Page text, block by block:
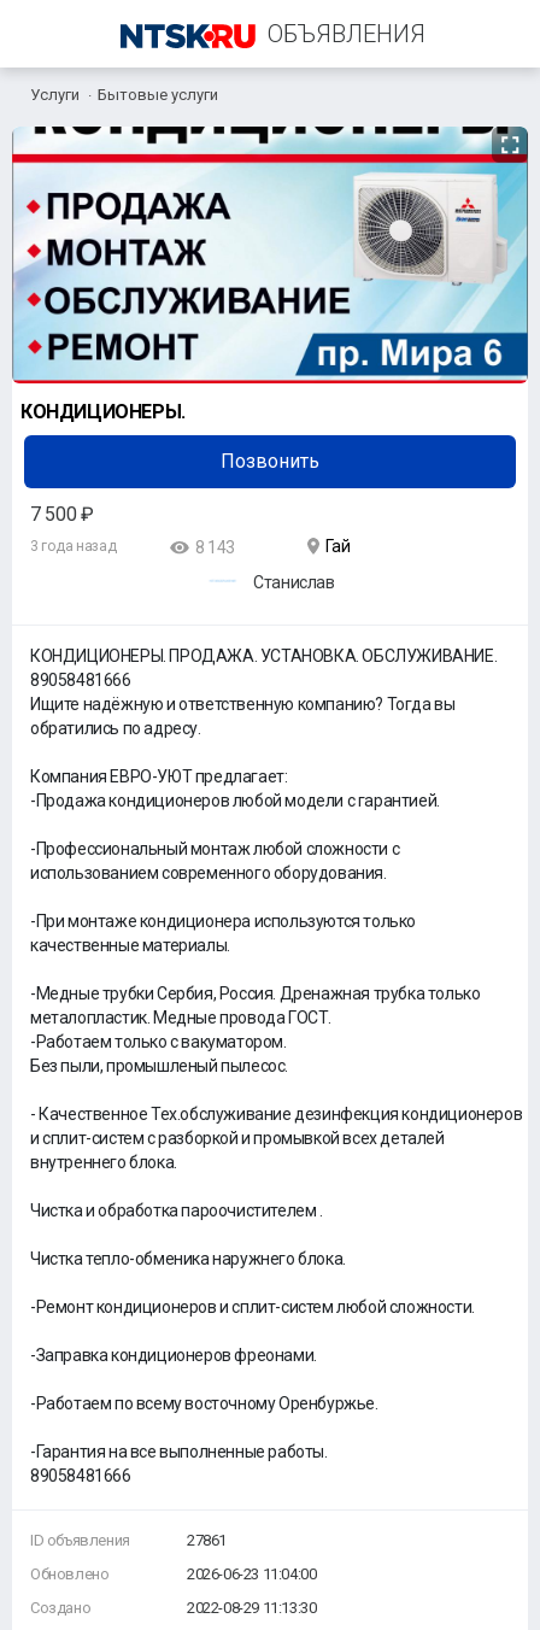
ОБЪЯВЛЕНИЯ
+7 (905) 848-16-66
Услуги Бытовые услуги
КОНДИЦИОНЕРЫ.
Позвонить
7 500 ₽
3 года назад 8 143
Гай
Станислав
КОНДИЦИОНЕРЫ. ПРОДАЖА. УСТАНОВКА. ОБСЛУЖИВАНИЕ.
89058481666
Ищите надёжную и ответственную компанию? Тогда вы
обратились по адресу.
Компания ЕВРО-УЮТ предлагает:
-Продажа кондиционеров любой модели с гарантией.
-Профессиональный монтаж любой сложности с
использованием современного оборудования.
-При монтаже кондиционера используются только
качественные материалы.
-Медные трубки Сербия, Россия. Дренажная трубка только
металопластик. Медные провода ГОСТ.
-Работаем только с вакуматором.
Без пыли, промышленый пылесос.
- Качественное Тех.обслуживание дезинфекция кондиционеров
и сплит-систем с разборкой и промывкой всех деталей
внутреннего блока.
Чистка и обработка пароочистителем .
Чистка тепло-обменика наружнего блока.
-Ремонт кондиционеров и сплит-систем любой сложности.
-Заправка кондиционеров фреонами.
-Работаем по всему восточному Оренбуржье.
-Гарантия на все выполненные работы.
89058481666
ID объявления
Обновлено
Создано
27861
2026-06-23 11:04:00
2022-08-29 11:13:30